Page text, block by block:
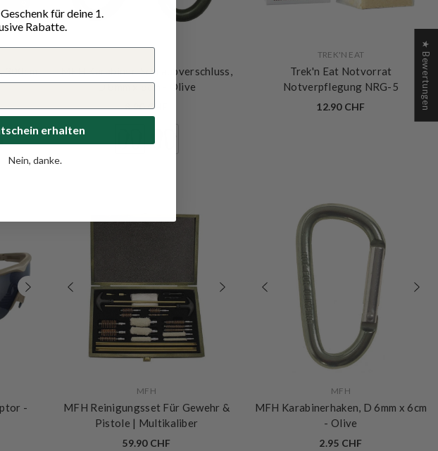
300cm
MFH Karabiner, Schraubverschluss,
D 8mm x 8cm
- Olive
8.90 CHF
TREK'N EAT
Trek'n Eat Notvorrat
Notverpflegung NRG-5
12.90 CHF
-
MFH
MFH Reinigungsset Für Gewehr &
Pistole | Multikaliber
59.90 CHF
MFH
MFH Karabinerhaken, D 6mm x 6cm
- Olive
2.95 CHF
★ Bewertungen
für deine 1.
Rabatte.
erhalten
Nein, danke.